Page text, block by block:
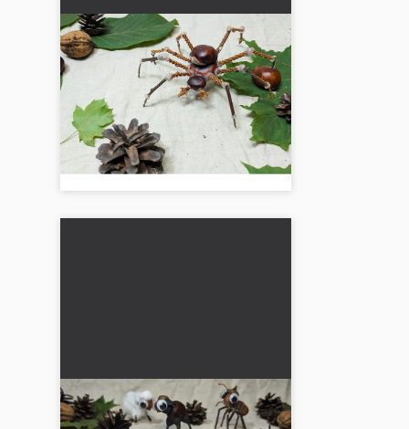
Spindel av kastanjer:
Höstpyssel för barn
Kreativ höstpyssel: Ett roligt pyssel
som främjar finmotoriken och
väcker fantasin. Perfekt för
gemensam familjetid....
Sköldpadda: Höstpyssel